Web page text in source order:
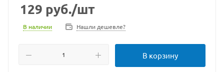
129 руб./шт
В наличии Нашли дешевле?
В корзину